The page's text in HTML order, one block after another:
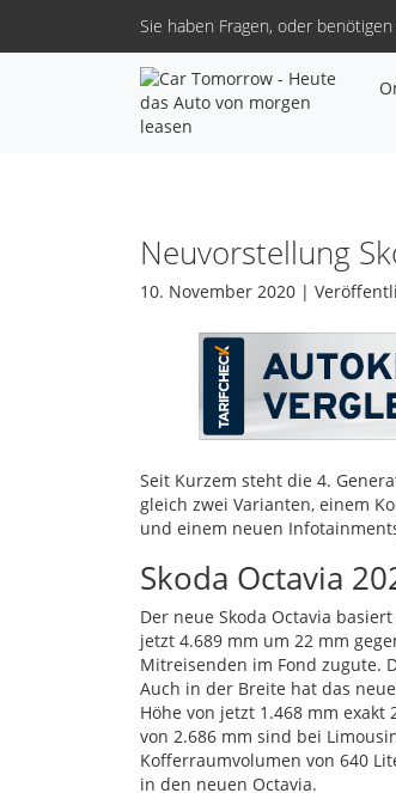
Sie haben Fragen, oder benötigen
Neuvorstellung
10. November 2020 |
Seit Kurzem steht die 4.
gleich zwei Varianten, einem
und einem neuen
Skoda Octavia
Der neue Skoda Octavia
jetzt 4.689 mm um 22 mm
Mitreisenden im Fond zugute.
Auch in der Breite hat das
Höhe von jetzt 1.468 mm
von 2.686 mm sind bei
Kofferraumvolumen von 640
in den neuen Octavia.